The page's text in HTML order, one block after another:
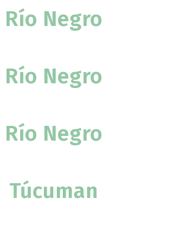
Río Negro
Río Negro
Río Negro
Túcuman